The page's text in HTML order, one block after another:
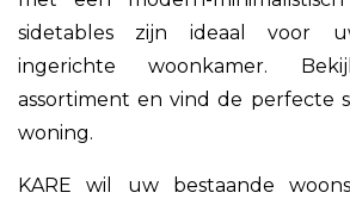
sidetables zijn ideaal voor
ingerichte woonkamer.
assortiment en vind de perfecte
woning.
KARE wil uw bestaande